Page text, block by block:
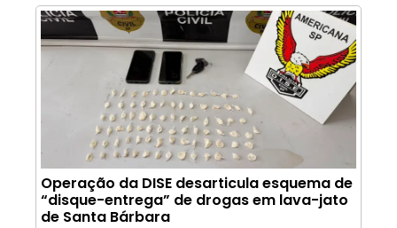
Operação da DISE desarticula esquema de
“disque-entrega” de drogas em lava-jato
de Santa Bárbara